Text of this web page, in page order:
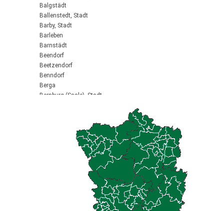
Balgstädt
Ballenstedt, Stadt
Barby, Stadt
Barleben
Barnstädt
Beendorf
Beetzendorf
Benndorf
Berga
Bernburg (Saale), Stadt
Bitterfeld-Wolfen, Stadt
Blankenburg (Harz), Stadt